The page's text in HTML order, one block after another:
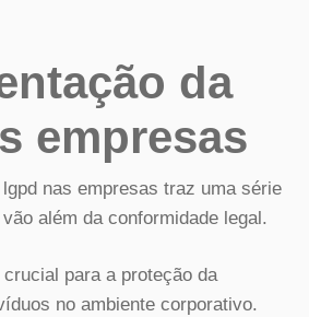
da
empresas
nas empresas traz uma série
além da conformidade legal.
para a proteção da
no ambiente corporativo.